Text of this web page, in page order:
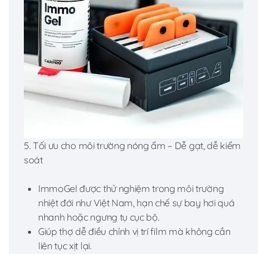
5. Tối ưu cho môi trường nóng ẩm – Dễ gạt, dễ kiểm
soát
ImmoGel được thử nghiệm trong môi trường
nhiệt đới như Việt Nam, hạn chế sự bay hơi quá
nhanh hoặc ngưng tụ cục bộ.
Giúp thợ dễ điều chỉnh vị trí film mà không cần
liên tục xịt lại.